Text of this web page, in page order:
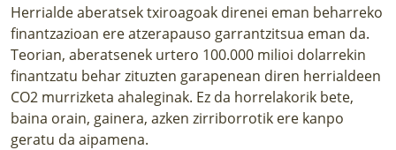
Herrialde aberatsek txiroagoak direnei eman beharreko
finantzazioan ere atzerapauso garrantzitsua eman da.
Teorian, aberatsenek urtero 100.000 milioi dolarrekin
finantzatu behar zituzten garapenean diren herrialdeen
CO2 murrizketa ahaleginak. Ez da horrelakorik bete,
baina orain, gainera, azken zirriborrotik ere kanpo
geratu da aipamena.